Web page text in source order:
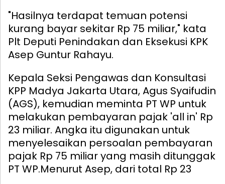
"Hasilnya terdapat temuan potensi
kurang bayar sekitar Rp 75 miliar," kata
Plt Deputi Penindakan dan Eksekusi KPK
Asep Guntur Rahayu.
Kepala Seksi Pengawas dan Konsultasi
KPP Madya Jakarta Utara, Agus Syaifudin
(AGS), kemudian meminta PT WP untuk
melakukan pembayaran pajak 'all in' Rp
23 miliar. Angka itu digunakan untuk
menyelesaikan persoalan pembayaran
pajak Rp 75 miliar yang masih ditunggak
PT WP.Menurut Asep, dari total Rp 23